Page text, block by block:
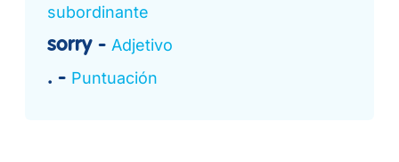
subordinante
sorry Adjetivo
. Puntuación